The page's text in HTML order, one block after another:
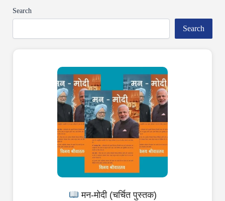
Search
Search
मन-मोदी (चर्चित पुस्तक)